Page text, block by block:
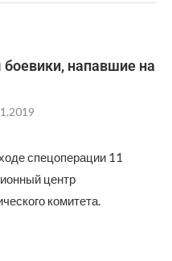
напавшие на
спецоперации 11
центр
комитета.